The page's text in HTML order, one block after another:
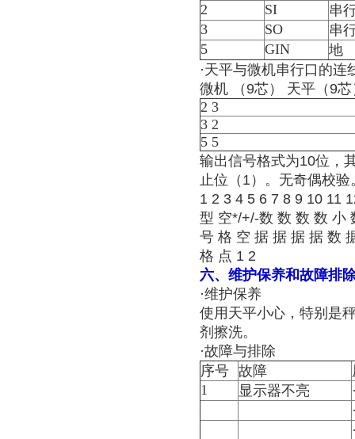
2
SI
串
3
SO
串
5
GIN
地
·天平与微机串行口的连
微机 （9芯） 天平（9芯
2 3
3 2
5 5
输出信号格式为10位，
止位（1）。无奇偶校
1 2 3 4 5 6 7 8 9 10 11
型 空*/+/-数 数 数 数 小
号 格 空 据 据 据 据 数
格 点 1 2
六、维护保养和故障排
·维护保养
使用天平小心，特别是
剂擦洗。
·故障与排除
序号 故障
1
显示器不亮